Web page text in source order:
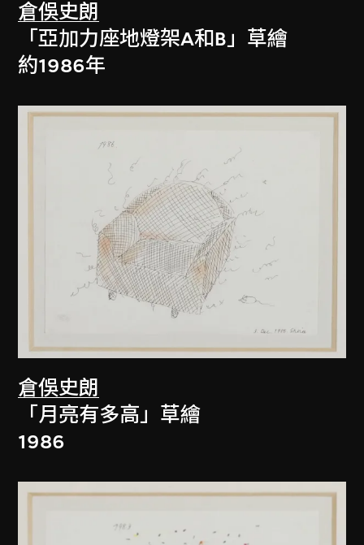
倉俁史朗
「亞加力座地燈架A和B」草繪
約1986年
倉俁史朗
「月亮有多高」草繪
1986